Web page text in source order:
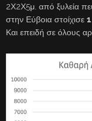
2Χ2Χ5μ. από ξυλεία
στην Εύβοια στοίχισε
Και επειδή σε όλους